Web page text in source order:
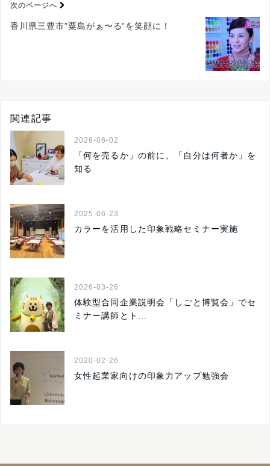
次のページへ
香川県三豊市”粟島がぁ〜る”を笑顔に！
関連記事
2026-06-02
「何を売るか」の前に、「自分は何者か」を
知る
2025-06-23
カラーを活用した印象戦略セミナー実施
2026-03-26
体験型合同企業説明会「しごと博覧会」でセ
ミナー講師とト...
2020-02-26
女性起業家向けの印象力アップ勉強会